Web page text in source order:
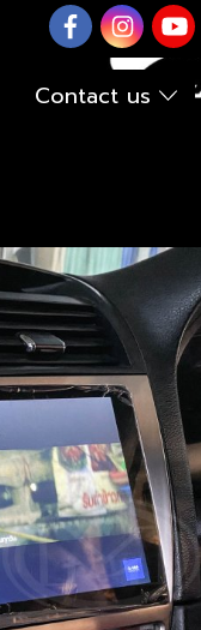
Contact us